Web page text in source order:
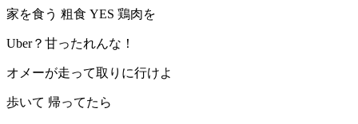
家を食う 粗食 YES 鶏肉を
Uber？甘ったれんな！
オメーが走って取りに行けよ
歩いて 帰ってたら